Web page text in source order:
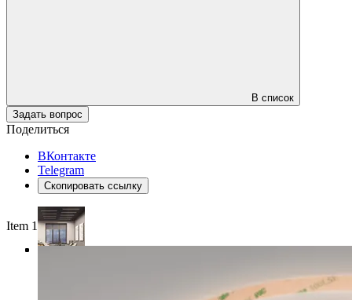
В список
Задать вопрос
Поделиться
ВКонтакте
Telegram
Скопировать ссылку
Item 1 of 4